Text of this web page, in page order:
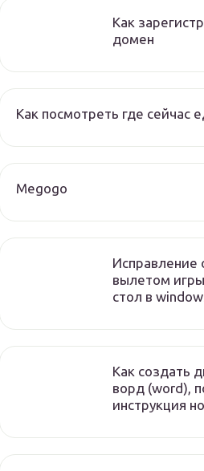
Как
домен
Как посмотреть где сейчас
Megogo
Исправление
вылетом
стол в
Как создать
ворд (word),
инструкция